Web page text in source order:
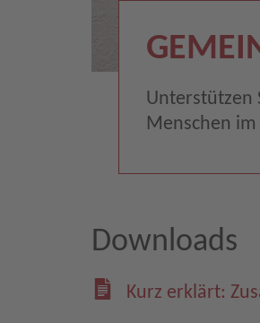
Unterstützen
Menschen
Downloads
Kurz erklärt: